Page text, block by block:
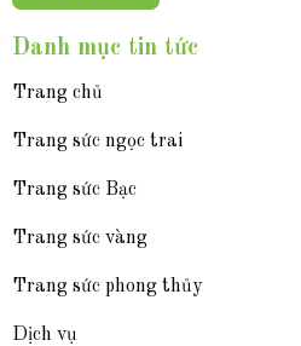
Danh mục tin tức
Trang chủ
Trang sức ngọc trai
Trang sức Bạc
Trang sức vàng
Trang sức phong thủy
Dịch vụ